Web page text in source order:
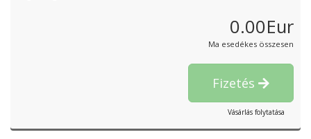
0.00Eur
Ma esedékes összesen
Fizetés
Vásárlás folytatása